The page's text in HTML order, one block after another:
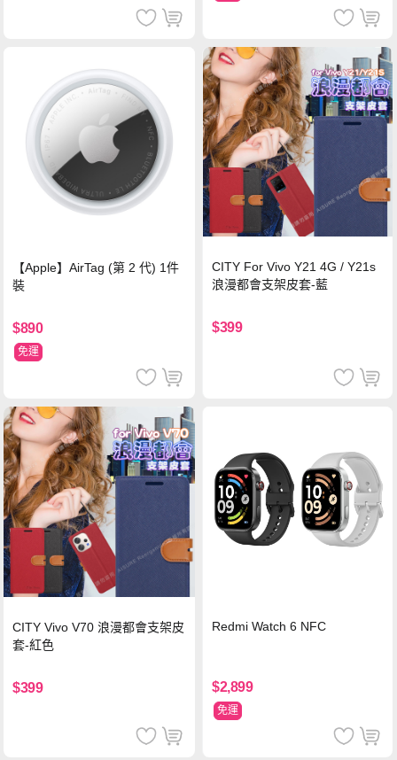
【Apple】AirTag (第 2 代) 1件
裝
$890
免運
CITY For Vivo Y21 4G / Y21s
浪漫都會支架皮套-藍
$399
CITY Vivo V70 浪漫都會支架皮
套-紅色
$399
Redmi Watch 6 NFC
$2,899
免運